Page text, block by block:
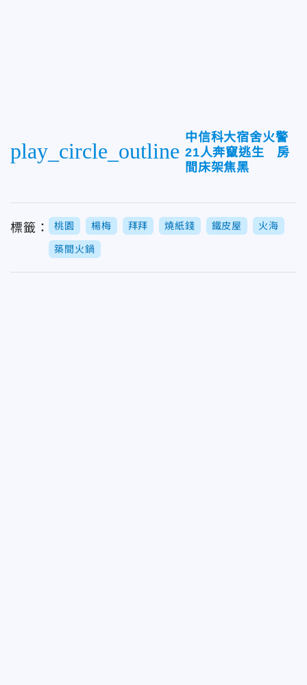
play_circle_outline
中信科大宿舍火警
21人奔竄逃生 房
間床架焦黑
標籤： 桃園 楊梅 拜拜 燒紙錢 鐵皮屋 火海
築間火鍋